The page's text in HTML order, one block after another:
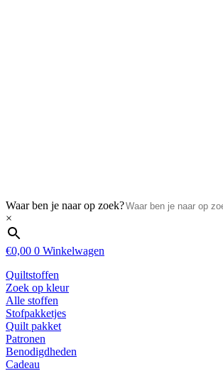
Waar ben je naar op zoek?
×
€0,00 0 Winkelwagen
Quiltstoffen
Zoek op kleur
Alle stoffen
Stofpakketjes
Quilt pakket
Patronen
Benodigdheden
Cadeau